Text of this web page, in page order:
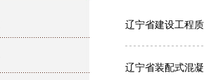
辽宁省建设工程
辽宁省装配式混